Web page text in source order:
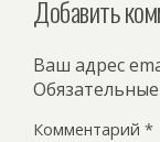
Добавить
Ваш адрес
Комментарий *